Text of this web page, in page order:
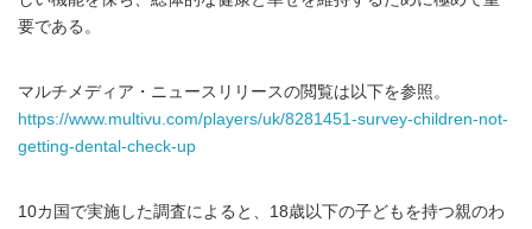
要である。
マルチメディア・ニュースリリースの閲覧は以下を参照。
https://www.multivu.com/players/uk/8281451-survey-children-not-
getting-dental-check-up
10カ国で実施した調査によると、18歳以下の子どもを持つ親のわ